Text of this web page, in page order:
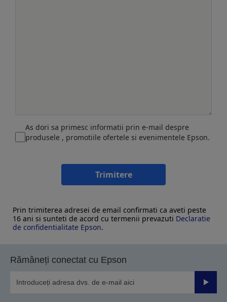
As dori sa primesc informatii prin e-mail despre
produsele , promotiile ofertele si evenimentele Epson.
Trimitere
Prin trimiterea adresei de email confirmati ca aveti peste
16 ani si sunteti de acord cu termenii prevazuti Declaratie
de confidentialitate Epson.
Rămâneți conectat cu Epson